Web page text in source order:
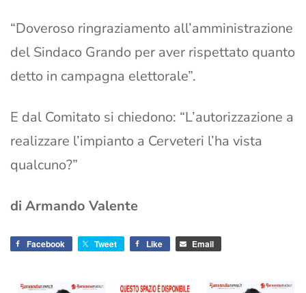
“Doveroso ringraziamento all’amministrazione
del Sindaco Grando per aver rispettato quanto
detto in campagna elettorale”.
E dal Comitato si chiedono: “L’autorizzazione a
realizzare l’impianto a Cerveteri l’ha vista
qualcuno?”
di Armando Valente
Facebook Tweet Like Email